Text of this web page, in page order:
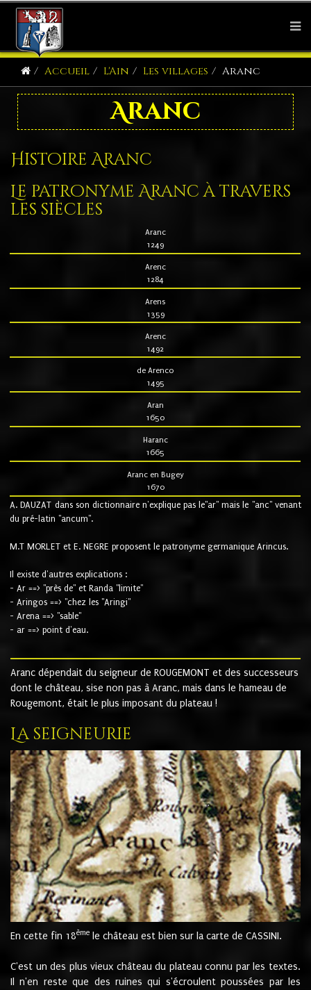
Accueil L'Ain Les villages Aranc
Aranc
Histoire Aranc
Le patronyme Aranc à travers
les siècles
Aranc
1249
Arenc
1284
Arens
1359
Arenc
1492
de Arenco
1495
Aran
1650
Haranc
1665
Aranc en Bugey
1670
A. DAUZAT dans son dictionnaire n'explique pas le"ar" mais le "anc" venant
du pré-latin "ancum".
M.T MORLET et E. NEGRE proposent le patronyme germanique Arincus.
Il existe d'autres explications :
- Ar ==> "près de" et Randa "limite"
- Aringos ==> "chez les "Aringi"
- Arena ==> "sable"
- ar ==> point d'eau.
Aranc dépendait du seigneur de ROUGEMONT et des successeurs
dont le château, sise non pas à Aranc, mais dans le hameau de
Rougemont, était le plus imposant du plateau !
La seigneurie
En cette fin 18ème le château est bien sur la carte de CASSINI.
C'est un des plus vieux château du plateau connu par les textes.
Il n'en reste que des ruines qui s'écroulent poussées par les